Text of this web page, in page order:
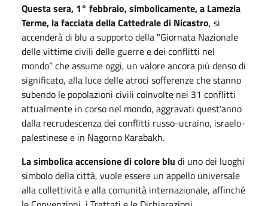
Questa sera, 1° febbraio, simbolicamente, a Lamezia
Terme, la facciata della Cattedrale di Nicastro, si
accenderà di blu a supporto della "Giornata Nazionale
delle vittime civili delle guerre e dei conflitti nel
mondo” che assume oggi, un valore ancora più denso di
significato, alla luce delle atroci sofferenze che stanno
subendo le popolazioni civili coinvolte nei 31 conflitti
attualmente in corso nel mondo, aggravati quest'anno
dalla recrudescenza dei conflitti russo-ucraino, israelo-
palestinese e in Nagorno Karabakh.
La simbolica accensione di colore blu di uno dei luoghi
simbolo della città, vuole essere un appello universale
alla collettività e alla comunità internazionale, affinché